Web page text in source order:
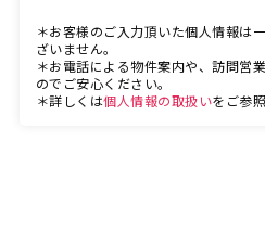
＊お客様のご入力頂いた個人情報は
ざいません。
＊お電話による物件案内や、訪問営
のでご安心ください。
＊詳しくは個人情報の取扱いをご参